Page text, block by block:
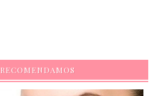
RECOMENDAMOS